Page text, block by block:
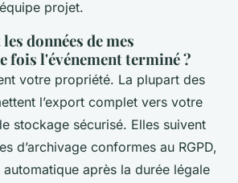
projet.
données de mes
fois l'événement terminé ?
votre propriété. La plupart des
l’export complet vers votre
stockage sécurisé. Elles suivent
d’archivage conformes au RGPD,
après la durée légale